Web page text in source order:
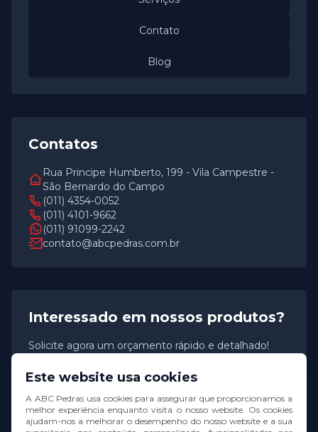
Este website usa cookies
A ABC Pedras usa cookies para assegurar que proporcionamos a
melhor experiência enquanto visita o nosso website. Os cookies
ajudam-nos a melhorar o desempenho do nosso website e a sua
Contato
Blog
Contatos
Rua Principe Humberto, 199 - Vila Campestre -
São Bernardo do Campo
(011) 4354-0052
(011) 4101-9662
(011) 91099-2242
contato@abcpedras.com.br
Interessado em nossos produtos?
Solicite agora um orçamento rápido e detalhado!